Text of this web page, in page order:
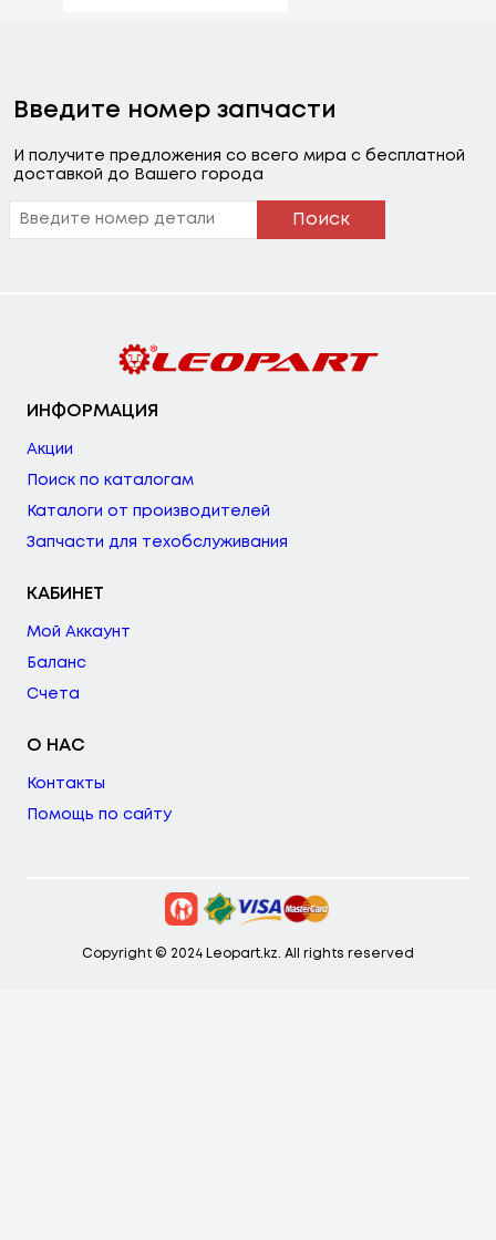
Введите номер запчасти
И получите предложения со всего мира с бесплатной
доставкой до Вашего города
Поиск
ИНФОРМАЦИЯ
Акции
Поиск по каталогам
Каталоги от производителей
Запчасти для техобслуживания
КАБИНЕТ
Мой Аккаунт
Баланс
Счета
О НАС
Контакты
Помощь по сайту
Copyright © 2024 Leopart.kz. All rights reserved